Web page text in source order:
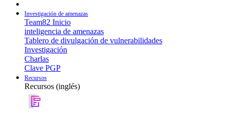
Investigación de amenazas
Team82 Inicio
inteligencia de amenazas
Tablero de divulgación de vulnerabilidades
Investigación
Charlas
Clave PGP
Recursos
Recursos (inglés)